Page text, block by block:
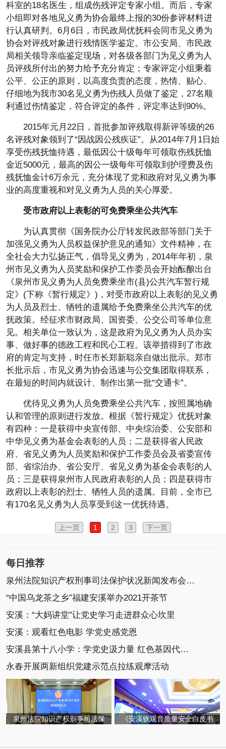
科室的18名医生，组成伤残评定专家小组。而后，专家
小组即对各地见义勇为协会最终上报的30份参评材料进
行认真研判。6月6日，市民政局优抚科会同市见义勇为
协会对评残对象进行残情医学鉴定。市公安局、市民政
局相关领导亲临鉴定现场，对各级各部门为见义勇为人
员评残所付出的努力给予充分肯定；专家评定小组秉着
公平、公正的原则，以高度负责的态度，热情、贴心、
仔细地为我市30名见义勇为伤残人员做了鉴定，27名顺
利通过伤情鉴定，符合评定的条件，评定率达到90%。
2015年元月22日，首批参加评残取得新评等级的26
名评残对象领到了“因战因公残疾证”。从2014年7月1日始
享受伤残抚恤待遇，最低因公十级每年可领取伤残抚恤
金近5000元，最高的因公一级每年可领取到护理费及伤
残抚恤金计6万余元，充分体现了党和政府对见义勇为事
业的高度重视和对见义勇为人员的关心厚爱。
受市政府以上表彰的可免费乘坐公共汽车
为认真贯彻《国务院办公厅转发民政部等部门关于
加强见义勇为人员权益保护意见的通知》文件精神，在
全社会大力弘扬正气，倡导见义勇为，2014年年初，泉
州市见义勇为人员奖励和保护工作委员会开始酝酿出台
《泉州市见义勇为人员免费乘坐市(县)公共汽车暂行规
定》(下称《暂行规定》)，对受市政府以上表彰的见义勇
为人员及烈士、牺牲的遗属给予免费乘坐公共汽车的优
抚政策。经征求市财政局、国资委、公交公司等单位意
见。相关单位一致认为，这是政府为见义勇为人员办实
事、做好事的德政工程和民心工程。该举措得到了市政
府的肯定与支持，时任市长郑新聪亲自做出批示。郑市
长批示后，市见义勇为协会迅速与公交集团取得联系，
在最短的时间内就设计、制作出第一批“交通卡”。
优待见义勇为人员免费乘坐公共汽车，按照属地确
认和管理的原则进行发放。根据《暂行规定》优抚对象
有四种：一是获得中央宣传部、中央综治委、公安部和
中华见义勇为基金会表彰的人员；二是获得省人民政
府、省见义勇为人员奖励和保护工作委员会及省委宣传
部、省综治办、省公安厅、省见义勇为基金会表彰的人
员；三是获得泉州市人民政府表彰的人员；四是获得市
政府以上表彰的烈士、牺牲人员的遗属。目前，全市已
有170名见义勇为人员享受到这一优抚待遇。
上一页 1 2 3 下一页
每日推荐
泉州法院知识产权刑事司法保护状况新闻发布会召开
“中国乌龙茶之乡”福建安溪举办2021开茶节
安溪：“大妈讲堂”让党史学习走进群众心坎里
安溪：观看红色电影 学党史感党恩
安溪县第十八小学：学党史汲力量 红色基因代代传
永春开展两新组织党建示范点拉练观摩活动
泉州法院知识产权刑事司法保 《安溪铁观音质量安全白皮书